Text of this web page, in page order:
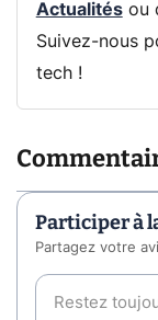
Actualitésou
Suivez-nous
tech !
Participer à
Partagez votre